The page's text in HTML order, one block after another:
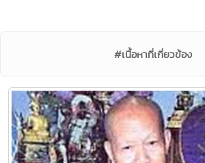
#เนื้อหาที่เกี่ยวข้อง